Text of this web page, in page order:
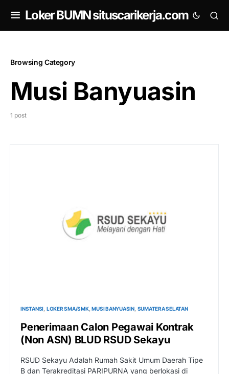
Loker BUMN situscarikerja.com
Browsing Category
Musi Banyuasin
1 post
INSTANSI LOKER SMA/SMK MUSI BANYUASIN SUMATERA SELATAN
Penerimaan Calon Pegawai Kontrak
(Non ASN) BLUD RSUD Sekayu
RSUD Sekayu Adalah Rumah Sakit Umum Daerah Tipe
B dan Terakreditasi PARIPURNA yang berlokasi di